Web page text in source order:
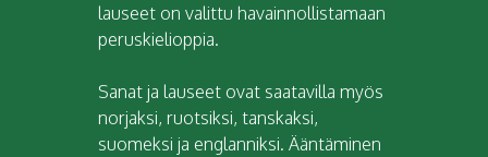
lauseet on valittu havainnollistamaan
peruskielioppia.
Sanat ja lauseet ovat saatavilla myös
norjaksi, ruotsiksi, tanskaksi,
suomeksi ja englanniksi. Ääntäminen